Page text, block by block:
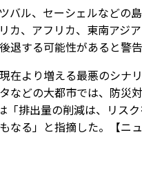
バル、セーシェルなどの
カ、アフリカ、東南アジ
退する可能性があると警告
在より増える最悪のシナ
などの大都市では、防災
「排出量の削減は、リス
なる」と指摘した。【ニ